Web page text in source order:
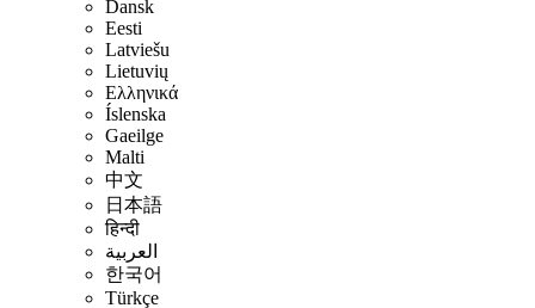
Dansk
Eesti
Latviešu
Lietuvių
Ελληνικά
Íslenska
Gaeilge
Malti
中文
日本語
हिन्दी
العربية
한국어
Türkçe